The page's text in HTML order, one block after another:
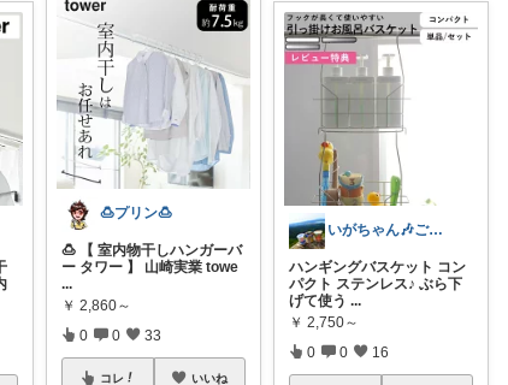
🍮プリン🍮
🍮 【 室内物干しハンガーバ
ー タワー 】 山崎実業 towe
...
￥ 2,860～
0 0 33
コレ いいね
いがちゃん🎶ご購入感謝です🎶
ハンギングバスケット コン
パクト ステンレス♪ ぶら下
げて使う ...
￥ 2,750～
0 0 16